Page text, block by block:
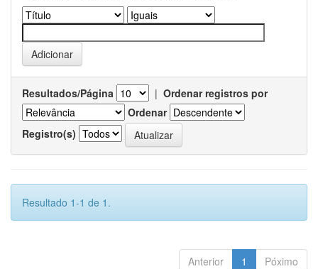
Resultados/Página | Ordenar registros por
Ordenar
Registro(s)
Resultado 1-1 de 1.
Anterior 1 Póximo